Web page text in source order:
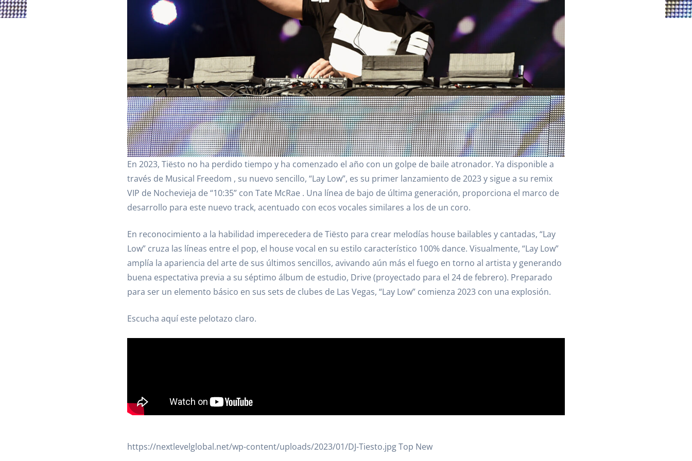
En 2023, Tiësto no ha perdido tiempo y ha comenzado el año con un golpe de baile atronador. Ya disponible a
través de Musical Freedom , su nuevo sencillo, “Lay Low”, es su primer lanzamiento de 2023 y sigue a su remix
VIP de Nochevieja de “10:35” con Tate McRae . Una línea de bajo de última generación, proporciona el marco de
desarrollo para este nuevo track, acentuado con ecos vocales similares a los de un coro.
En reconocimiento a la habilidad imperecedera de Tiësto para crear melodías house bailables y cantadas, “Lay
Low” cruza las líneas entre el pop, el house vocal en su estilo característico 100% dance. Visualmente, “Lay Low”
amplía la apariencia del arte de sus últimos sencillos, avivando aún más el fuego en torno al artista y generando
buena espectativa previa a su séptimo álbum de estudio, Drive (proyectado para el 24 de febrero). Preparado
para ser un elemento básico en sus sets de clubes de Las Vegas, “Lay Low” comienza 2023 con una explosión.
Escucha aquí este pelotazo claro.
https://nextlevelglobal.net/wp-content/uploads/2023/01/DJ-Tiesto.jpg Top New